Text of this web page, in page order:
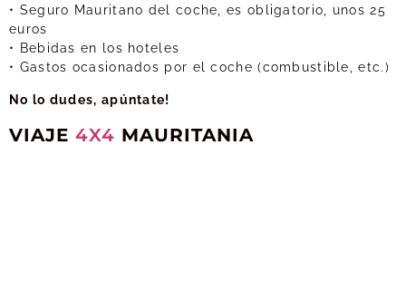
• Seguro Mauritano del coche, es obligatorio, unos 25
euros
• Bebidas en los hoteles
• Gastos ocasionados por el coche (combustible, etc.)
No lo dudes, apúntate!
VIAJE 4X4 MAURITANIA